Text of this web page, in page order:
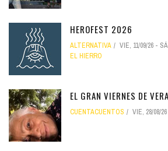
HEROFEST 2026
ALTERNATIVA VIE, 11/09/26 -
EL HIERRO
EL GRAN VIERNES DE
CUENTACUENTOS VIE, 28/08/26